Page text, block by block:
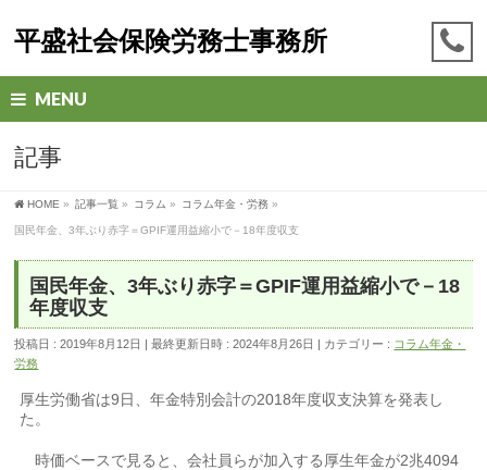
平盛社会保険労務士事務所
MENU
記事
HOME » 記事一覧 » コラム » コラム年金・労務 »
国民年金、3年ぶり赤字＝GPIF運用益縮小で－18年度収支
国民年金、3年ぶり赤字＝GPIF運用益縮小で－18
年度収支
投稿日 : 2019年8月12日 最終更新日時 : 2024年8月26日 カテゴリー : コラム年金・
労務
厚生労働省は9日、年金特別会計の2018年度収支決算を発表し
た。
時価ベースで見ると、会社員らが加入する厚生年金が2兆4094